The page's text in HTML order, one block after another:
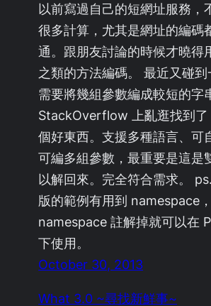
以前寫過自己的短網址服務，
很多計算，尤其是網址的編碼
通。跟朋友討論的時候才曉得
之類的方法編碼。 最近又碰到
需要將幾組參數編成較短的字
StackOverflow 上亂逛找到了
個好東西。支援多種語言、可
可編多組參數，最重要是這是
以解回來。完全符合需求。
版的範例有用到 namespace
namespace 註解掉就可以在
下使用。
October 30, 2013
What 3.0 ~尋找新鮮事~